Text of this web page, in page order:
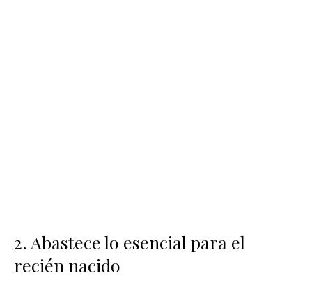
2. Abastece lo esencial para el
recién nacido